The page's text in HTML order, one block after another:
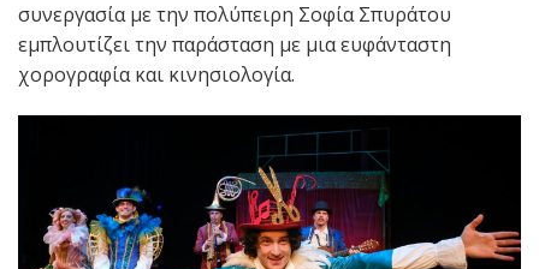
συνεργασία με την πολύπειρη Σοφία Σπυράτου
εμπλουτίζει την παράσταση με μια ευφάνταστη
χορογραφία και κινησιολογία.